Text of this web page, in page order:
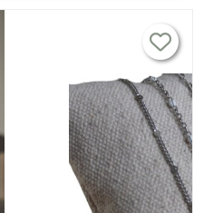
chaine fine argent fait main